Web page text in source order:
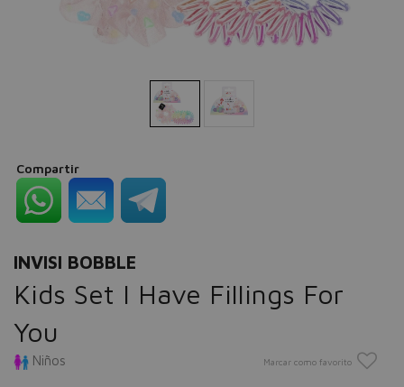
Compartir
INVISI BOBBLE
Kids Set I Have Fillings For
You
Niños Marcar como favorito